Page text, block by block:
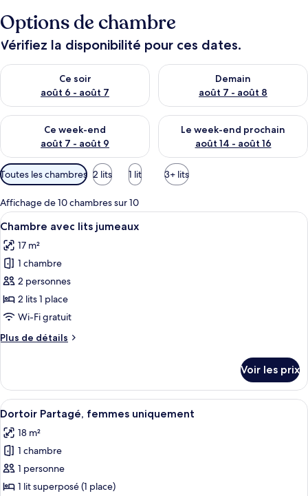
Options de chambre
Vérifiez la disponibilité pour ces dates.
Ce soir
août 6 - août 7
Vérifier la disponibilité pour ce soir août 6 - août 7
Demain
août 7 - août 8
Vérifier la disponibilité pour
Ce week-end
août 7 - août 9
Vérifier la disponibilité pour ce week-end août 7 - août 9
Le week-end prochain
août 14 - août 16
Vérifier la disponibilité pour
Filtres
disponibles
pour
les
chambres
Toutes les chambres 2 lits 1 lit 3+ lits
Affichage de 10 chambres sur 10
Afficher
toutes
les
photos
pour
ce
type
chambre :
lits
jumeaux
Une chambre d’hôtel avec deux
5
Chambre avec lits jumeaux
17 m²
1 chambre
2 personnes
2 lits 1 place
Wi-Fi gratuit
Plus de détails
Plus
le
type
de
Chambre
avec
lits
jumeaux
Voir les prix
Afficher
toutes
les
photos
pour
ce
Une chambre d’hôtel avec des lits
4
Dortoir Partagé, femmes uniquement
18 m²
1 chambre
1 personne
1 lit superposé (1 place)